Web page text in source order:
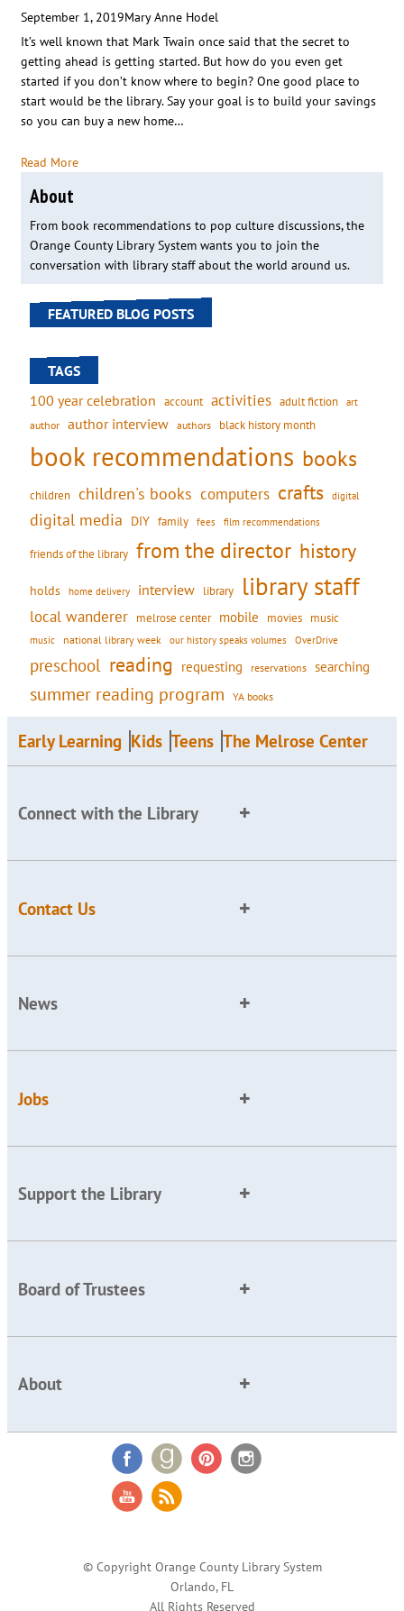
September 1, 2019Mary Anne Hodel
It’s well known that Mark Twain once said that the secret to
getting ahead is getting started. But how do you even get
started if you don’t know where to begin? One good place to
start would be the library. Say your goal is to build your savings
so you can buy a new home…
Read More
About
From book recommendations to pop culture discussions, the
Orange County Library System wants you to join the
conversation with library staff about the world around us.
FEATURED BLOG POSTS
TAGS
100 year celebration account activities adult fiction art
author author interview authors black history month
book recommendations books
children children's books computers crafts digital
digital media DIY family fees film recommendations
friends of the library from the director history
holds home delivery interview library library staff
local wanderer melrose center mobile movies music
music national library week our history speaks volumes OverDrive
preschool reading requesting reservations searching
summer reading program YA books
Early Learning Kids Teens The Melrose Center
Connect with the Library
Contact Us
News
Jobs
Support the Library
Board of Trustees
About
© Copyright Orange County Library System
Orlando, FL
All Rights Reserved